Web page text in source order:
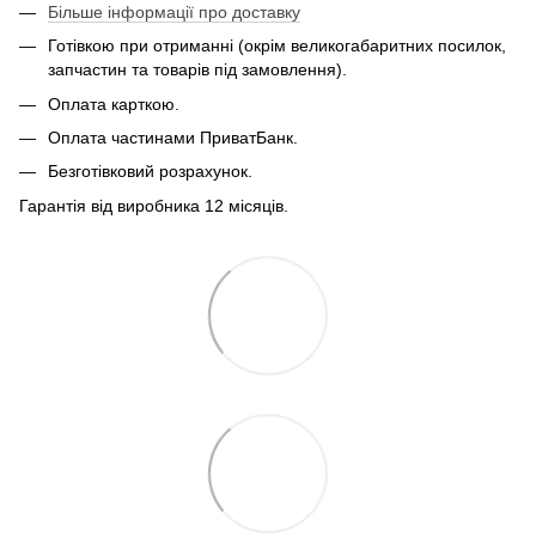
Більше інформації про доставку
Готівкою при отриманні (окрім великогабаритних посилок,
запчастин та товарів під замовлення).
Оплата карткою.
Оплата частинами ПриватБанк.
Безготівковий розрахунок.
Гарантія від виробника 12 місяців.